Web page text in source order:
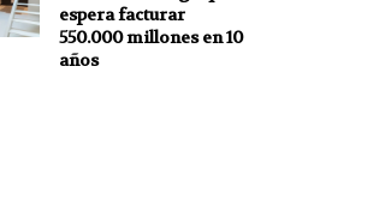
espera facturar
550.000 millones en 10
años